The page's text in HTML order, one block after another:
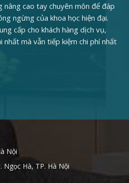
nâng cao tay chuyên môn để đáp
ngừng của khoa học hiện đại.
cấp cho khách hàng dịch vụ,
nhất mà vẫn tiếp kiệm chi phí nhất
Nội
Hà, TP. Hà Nội